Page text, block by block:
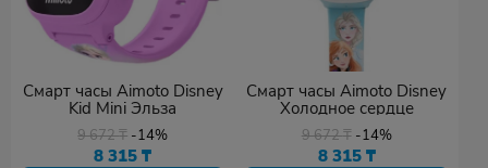
Смарт часы Aimoto Disney
Kid Mini Эльза
9 672₸ -14%
8 315₸
Смарт часы Aimoto Disney
Холодное сердце
9 672₸ -14%
8 315 ₸